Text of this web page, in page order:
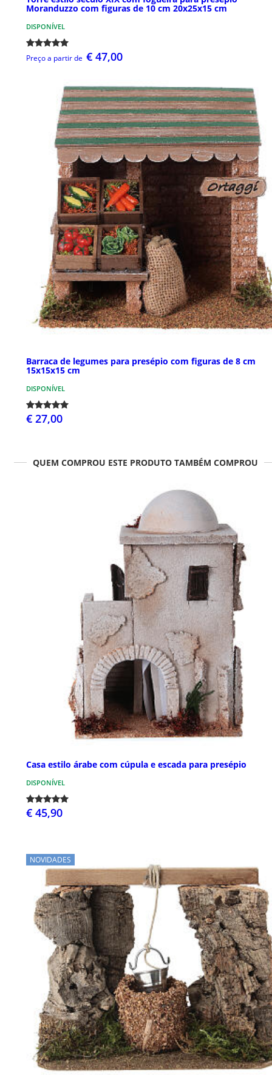
Moranduzzo com figuras de 10 cm 20x25x15 cm
DISPONÍVEL
Preço a partir de € 47,00
Barraca de legumes para presépio com figuras de 8 cm
15x15x15 cm
DISPONÍVEL
€ 27,00
QUEM COMPROU ESTE PRODUTO TAMBÉM COMPROU
Casa estilo árabe com cúpula e escada para presépio
DISPONÍVEL
€ 45,90
NOVIDADES